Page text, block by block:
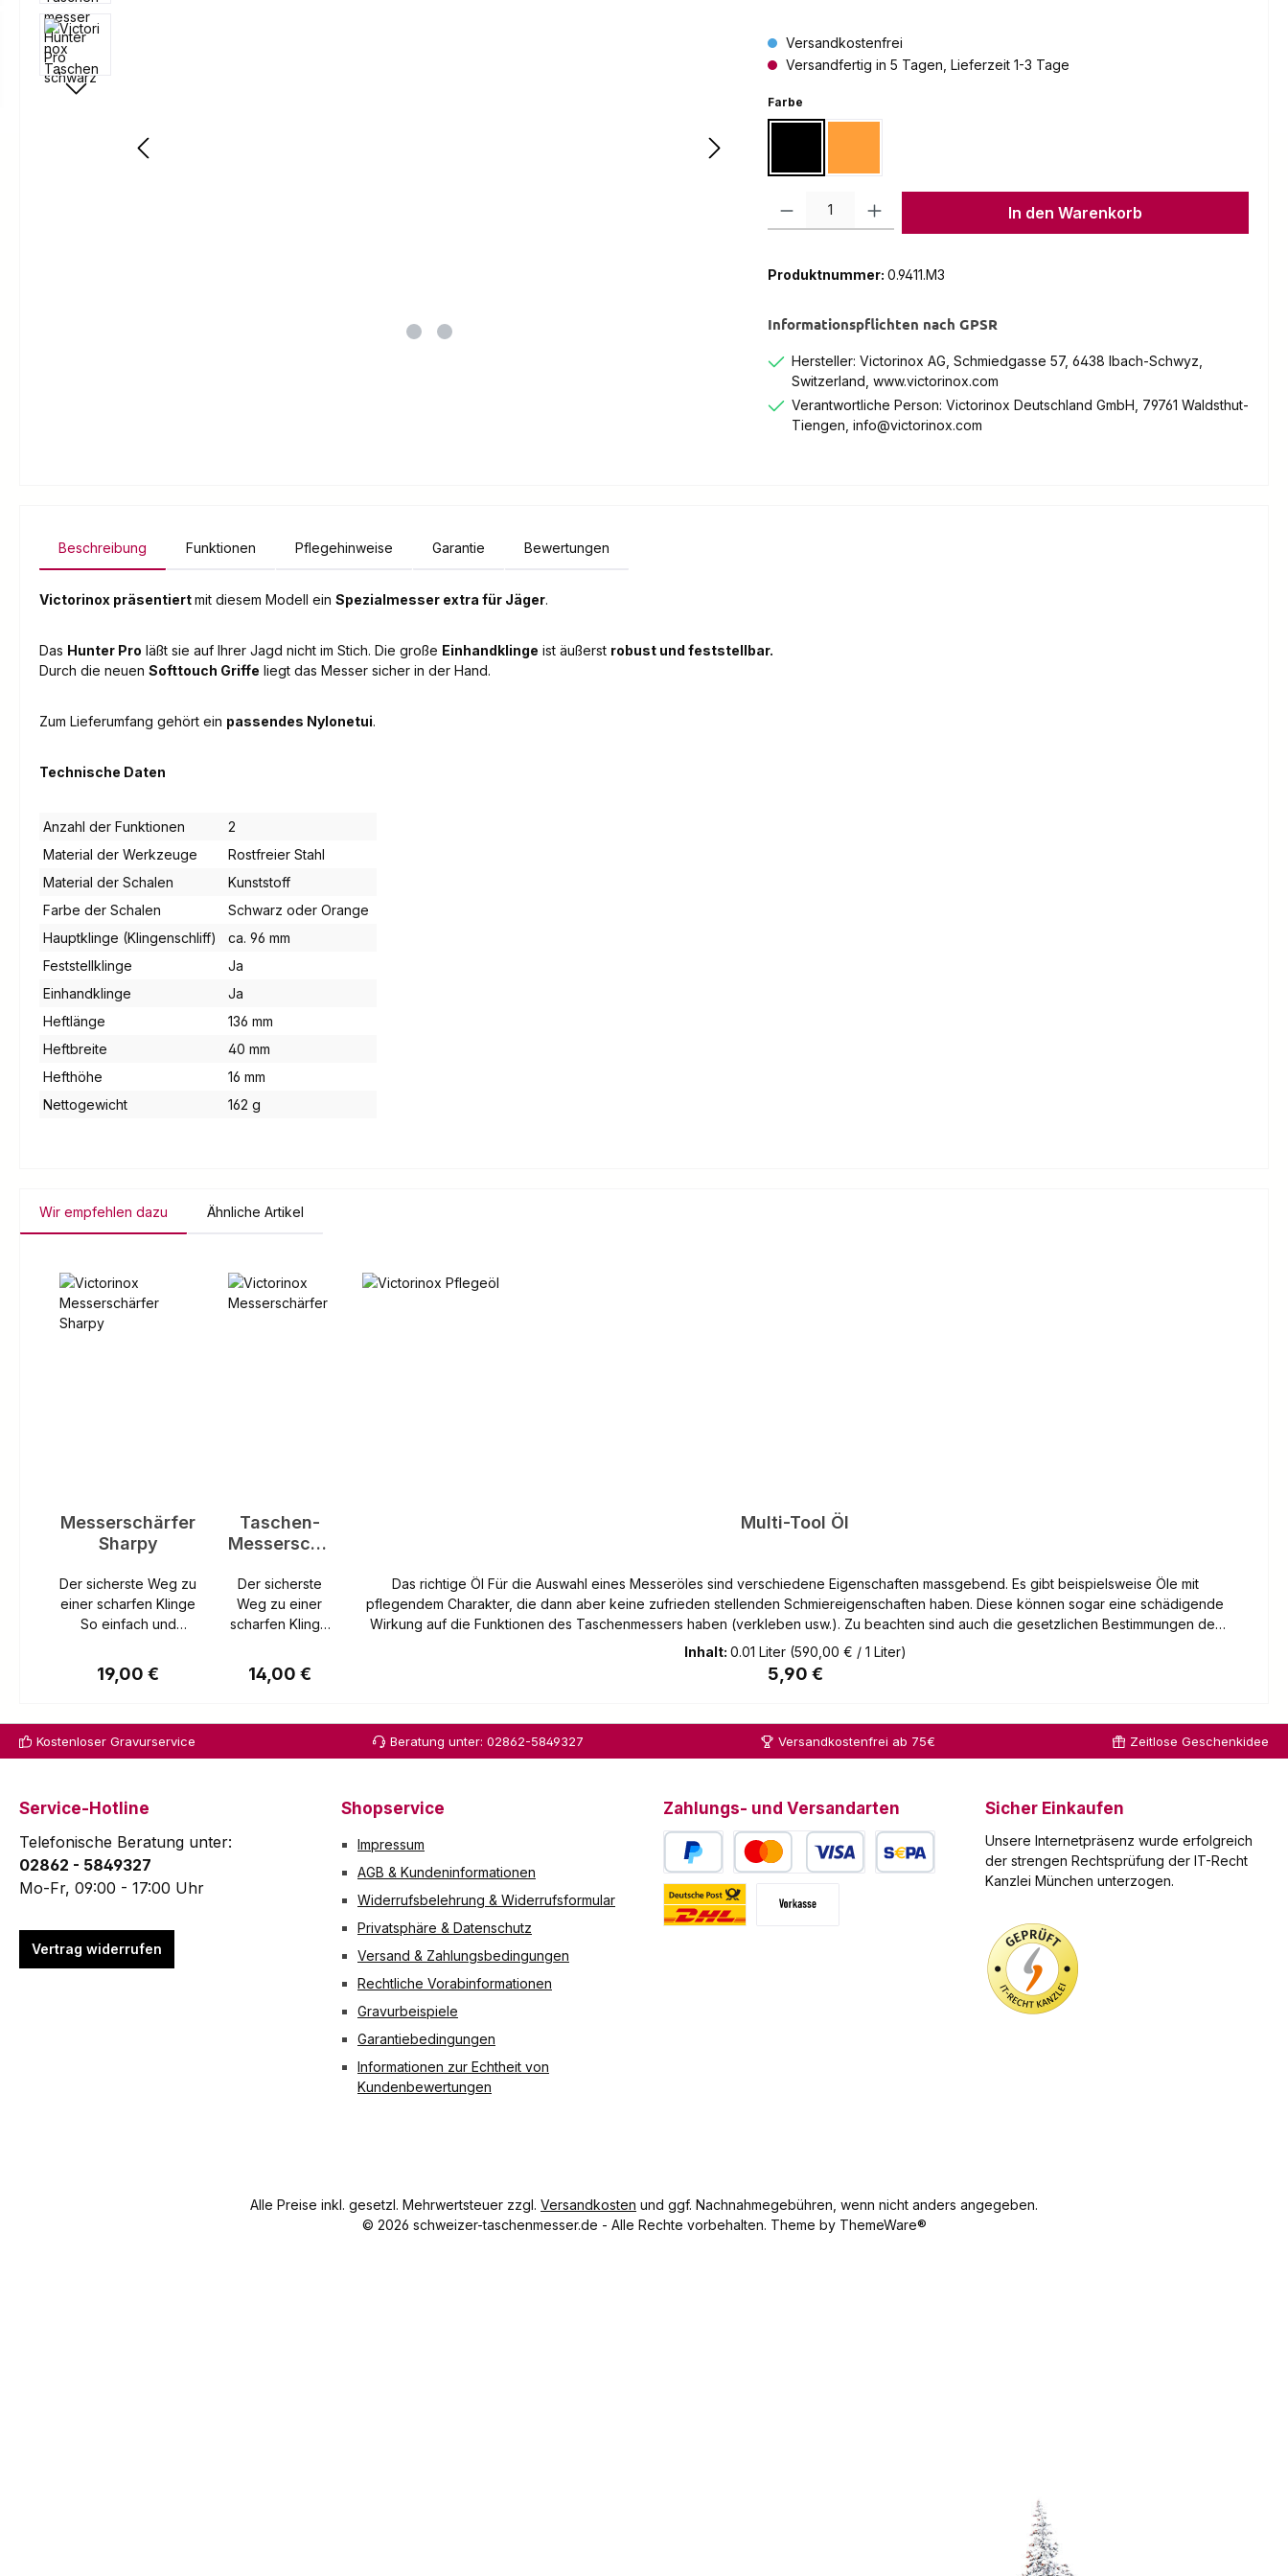
Versandkostenfrei
Versandfertig in 5 Tagen, Lieferzeit 1-3 Tage
Farbeauswählen
Produkt Anzahl: Gib den gewünschten Wert ein oder benutze die Schaltflächen
In den Warenkorb
Produktnummer: 0.9411.M3
Informationspflichten nach GPSR
Hersteller: Victorinox AG, Schmiedgasse 57, 6438 Ibach-Schwyz,
Switzerland, www.victorinox.com
Verantwortliche Person: Victorinox Deutschland GmbH, 79761 Waldsthut-
Tiengen, info@victorinox.com
Beschreibung Funktionen Pflegehinweise Garantie Bewertungen
Victorinox präsentiertmit diesem Modell ein Spezialmesser extra für Jäger.
Das Hunter Pro läßt sie auf Ihrer Jagd nicht im Stich. Die große Einhandklinge ist äußerst robust und feststellbar.
Durch die neuen Softtouch Griffe liegt das Messer sicher in der Hand.
Zum Lieferumfang gehört ein passendes Nylonetui.
Technische Daten
Anzahl der Funktionen
2
Material der Werkzeuge
Rostfreier Stahl
Material der Schalen
Kunststoff
Farbe der Schalen
Schwarz oder Orange
Hauptklinge (Klingenschliff)
ca. 96 mm
Feststellklinge
Ja
Einhandklinge
Ja
Heftlänge
136 mm
Heftbreite
40 mm
Hefthöhe
16 mm
Nettogewicht
162 g
Wir empfehlen dazu Ähnliche Artikel
Messerschärfer
Sharpy
Der sicherste Weg zu
einer scharfen Klinge
So einfach und
Taschenmesser mit
und ohne
n. Technische Daten
Material des
des Gehäuses
Gehäuses Grau
Länge 70 mm Breite
30 mm Höhe 17 mm
Regulärer Preis:
19,00 €
Taschen-
Messerschä
Der sicherste
Weg zu einer
scharfen Klinge
sicher können
Sie
mit und ohne
Regulärer Preis:
14,00 €
Multi-Tool Öl
Das richtige Öl Für die Auswahl eines Messeröles sind verschiedene Eigenschaften massgebend. Es gibt beispielsweise Öle mit
pflegendem Charakter, die dann aber keine zufrieden stellenden Schmiereigenschaften haben. Diese können sogar eine schädigende
Wirkung auf die Funktionen des Taschenmessers haben (verkleben usw.). Zu beachten sind auch die gesetzlichen Bestimmungen der
folgende gebrauchte Öle kostenlos zurückzunehmen: - Verbrennungsmotorenöle - Getriebeöle - Ölfilter und beim Ölwechsel
entspricht. Unsere Annahmestelle ist: Roman Mertens GmbH Bahnstrasse 67 40878 Ratingen Sie können die Öle dort jederzeit während
der Öffnungszeiten abgeben. Alternativ können Sie das gebrauchte Öl auch an unsere Annahmestelle senden, wobei die
durchzuführen. Falls Sie ein gewerblicher Endverbraucher sind, weisen wir darauf hin, dass wir uns Ihnen gegenüber zur Erfüllung
Inhalt: 0.01 Liter (590,00 € / 1 Liter)
Regulärer Preis:
5,90 €
Kostenloser Gravurservice Beratung unter: 02862-5849327 Versandkostenfrei ab 75€ Zeitlose Geschenkidee
Service-Hotline
Telefonische Beratung unter:
02862 - 5849327
Mo-Fr, 09:00 - 17:00 Uhr
Vertrag widerrufen
Shopservice
Impressum
AGB & Kundeninformationen
Widerrufsbelehrung & Widerrufsformular
Privatsphäre & Datenschutz
Versand & Zahlungsbedingungen
Rechtliche Vorabinformationen
Gravurbeispiele
Garantiebedingungen
Informationen zur Echtheit von
Kundenbewertungen
Zahlungs- und Versandarten
PayPal Kredit- oder Debitkarte
Sicher Einkaufen
Unsere Internetpräsenz wurde erfolgreich
der strengen Rechtsprüfung der IT-Recht
Kanzlei München unterzogen.
Alle Preise inkl. gesetzl. Mehrwertsteuer zzgl. Versandkosten und ggf. Nachnahmegebühren, wenn nicht anders angegeben.
© 2026 schweizer-taschenmesser.de - Alle Rechte vorbehalten. Theme by ThemeWare®